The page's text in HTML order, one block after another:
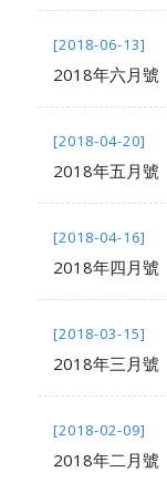
[2018-06-13]
2018年六月號
[2018-04-20]
2018年五月號
[2018-04-16]
2018年四月號
[2018-03-15]
2018年三月號
[2018-02-09]
2018年二月號